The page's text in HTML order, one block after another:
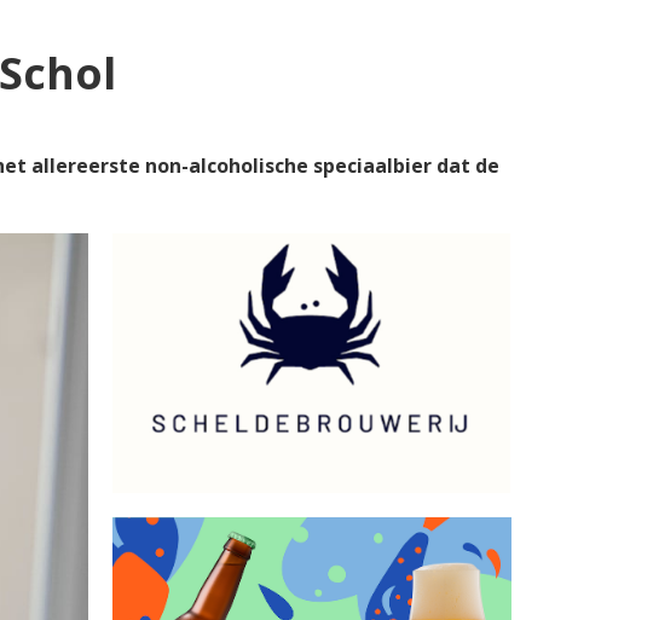
allereerste non-alcoholische speciaalbier dat de